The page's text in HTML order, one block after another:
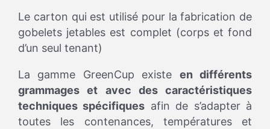
Le carton qui est utilisé pour la fabrication de
gobelets jetables est complet (corps et fond
d’un seul tenant)
La gamme GreenCup existe en différents
grammages et avec des caractéristiques
techniques spécifiques afin de s’adapter à
toutes les contenances, températures et